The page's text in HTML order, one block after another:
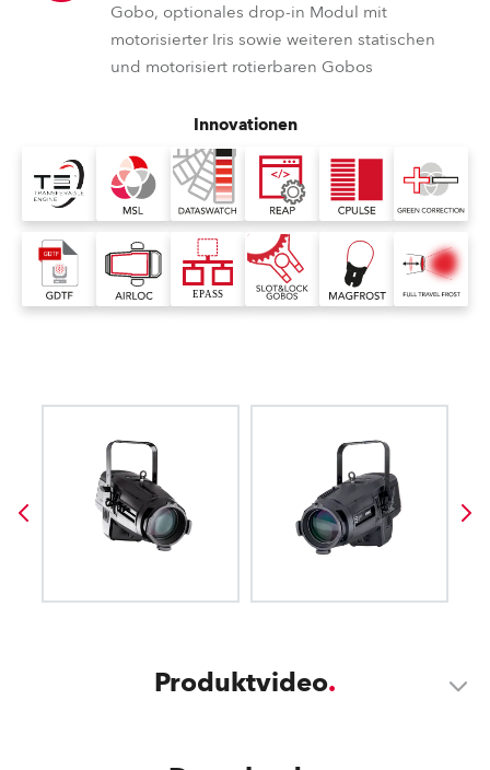
Gobo, optionales drop-in Modul mit
motorisierter Iris sowie weiteren statischen
und motorisiert rotierbaren Gobos
Innovationen
Produktvideo